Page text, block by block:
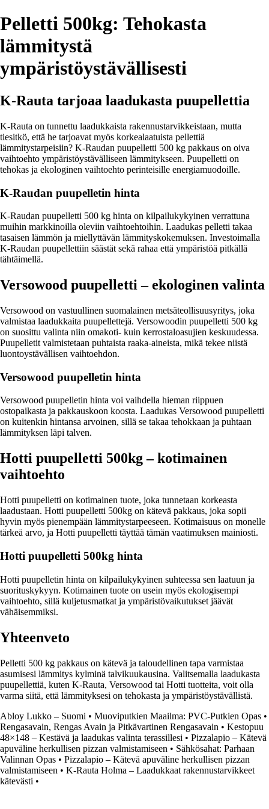
Pelletti 500kg: Tehokasta
lämmitystä
ympäristöystävällisesti
K-Rauta tarjoaa laadukasta puupellettia
K-Rauta on tunnettu laadukkaista rakennustarvikkeistaan, mutta
tiesitkö, että he tarjoavat myös korkealaatuista pellettiä
lämmitystarpeisiin? K-Raudan puupelletti 500 kg pakkaus on oiva
vaihtoehto ympäristöystävälliseen lämmitykseen. Puupelletti on
tehokas ja ekologinen vaihtoehto perinteisille energiamuodoille.
K-Raudan puupelletin hinta
K-Raudan puupelletti 500 kg hinta on kilpailukykyinen verrattuna
muihin markkinoilla oleviin vaihtoehtoihin. Laadukas pelletti takaa
tasaisen lämmön ja miellyttävän lämmityskokemuksen. Investoimalla
K-Raudan puupellettiin säästät sekä rahaa että ympäristöä pitkällä
tähtäimellä.
Versowood puupelletti – ekologinen valinta
Versowood on vastuullinen suomalainen metsäteollisuusyritys, joka
valmistaa laadukkaita puupellettejä. Versowoodin puupelletti 500 kg
on suosittu valinta niin omakoti- kuin kerrostaloasujien keskuudessa.
Puupelletit valmistetaan puhtaista raaka-aineista, mikä tekee niistä
luontoystävällisen vaihtoehdon.
Versowood puupelletin hinta
Versowood puupelletin hinta voi vaihdella hieman riippuen
ostopaikasta ja pakkauskoon koosta. Laadukas Versowood puupelletti
on kuitenkin hintansa arvoinen, sillä se takaa tehokkaan ja puhtaan
lämmityksen läpi talven.
Hotti puupelletti 500kg – kotimainen
vaihtoehto
Hotti puupelletti on kotimainen tuote, joka tunnetaan korkeasta
laadustaan. Hotti puupelletti 500kg on kätevä pakkaus, joka sopii
hyvin myös pienempään lämmitystarpeeseen. Kotimaisuus on monelle
tärkeä arvo, ja Hotti puupelletti täyttää tämän vaatimuksen mainiosti.
Hotti puupelletti 500kg hinta
Hotti puupelletin hinta on kilpailukykyinen suhteessa sen laatuun ja
suorituskykyyn. Kotimainen tuote on usein myös ekologisempi
vaihtoehto, sillä kuljetusmatkat ja ympäristövaikutukset jäävät
vähäisemmiksi.
Yhteenveto
Pelletti 500 kg pakkaus on kätevä ja taloudellinen tapa varmistaa
asumisesi lämmitys kylminä talvikuukausina. Valitsemalla laadukasta
puupellettiä, kuten K-Rauta, Versowood tai Hotti tuotteita, voit olla
varma siitä, että lämmityksesi on tehokasta ja ympäristöystävällistä.
Abloy Lukko – Suomi • Muoviputkien Maailma: PVC-Putkien Opas •
Rengasavain, Rengas Avain ja Pitkävartinen Rengasavain • Kestopuu
48×148 – Kestävä ja laadukas valinta terassillesi • Pizzalapio – Kätevä
apuväline herkullisen pizzan valmistamiseen • Sähkösahat: Parhaan
Valinnan Opas • Pizzalapio – Kätevä apuväline herkullisen pizzan
valmistamiseen • K-Rauta Holma – Laadukkaat rakennustarvikkeet
kätevästi •